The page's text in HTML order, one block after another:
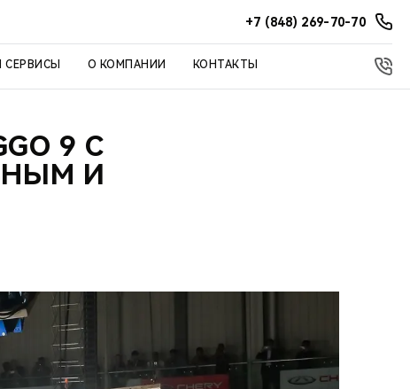
+7 (848) 269-70-70
О КОМПАНИИ КОНТАКТЫ
9 С
И